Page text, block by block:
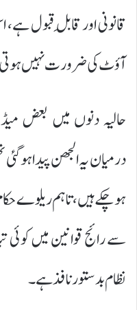
قانونی اور قابلِ قبول
آؤٹ کی ضرورت نہیں
حالیہ دنوں میں بعض
درمیان یہ الجھن پیدا ہو
ہو چکے ہیں، تاہم ریلوے
سے رائج قوانین میں کوئی
نظام بدستور نافذ ہے۔